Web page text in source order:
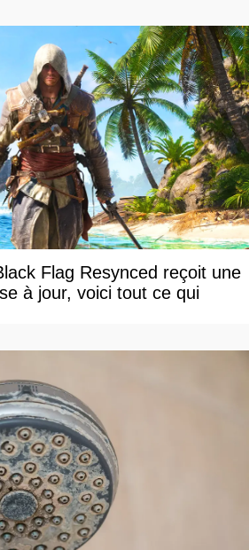
Flag Resynced reçoit une
à jour, voici tout ce qui